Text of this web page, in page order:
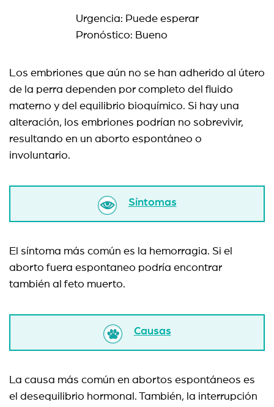
Urgencia: Puede esperar
Pronóstico: Bueno
Los embriones que aún no se han adherido al útero
de la perra dependen por completo del fluido
materno y del equilibrio bioquímico. Si hay una
alteración, los embriones podrían no sobrevivir,
resultando en un aborto espontáneo o
involuntario.
Síntomas
El síntoma más común es la hemorragia. Si el
aborto fuera espontaneo podría encontrar
también al feto muerto.
Causas
La causa más común en abortos espontáneos es
el desequilibrio hormonal. También, la interrupción